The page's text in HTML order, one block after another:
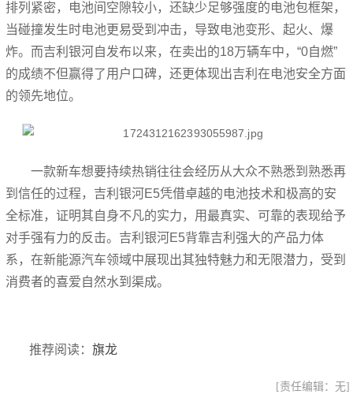
排列紧密，电池间空隙较小，还缺少足够强度的电池包框架，
当碰撞发生时电池更易受到冲击，导致电池变形、起火、爆
炸。而吉利银河自发布以来，在卖出的18万辆车中，“0自燃”
的成绩不但赢得了用户口碑，还更体现出吉利在电池安全方面
的领先地位。
一款新车想要持续热销往往会经历从大众不熟悉到熟悉再
到信任的过程，吉利银河E5凭借卓越的电池技术和极高的安
全标准，证明其自身不凡的实力，用最真实、可靠的表现给予
对手强有力的反击。吉利银河E5背靠吉利强大的产品力体
系，在新能源汽车领域中展现出其独特魅力和无限潜力，受到
消费者的喜爱自然水到渠成。
推荐阅读：旗龙
[责任编辑：无]